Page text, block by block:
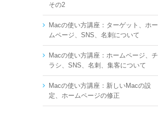
その2
Macの使い方講座：ターゲット、ホー
ムページ、SNS、名刺について
Macの使い方講座：ホームページ、チ
ラシ、SNS、名刺、集客について
Macの使い方講座：新しいMacの設
定、ホームページの修正